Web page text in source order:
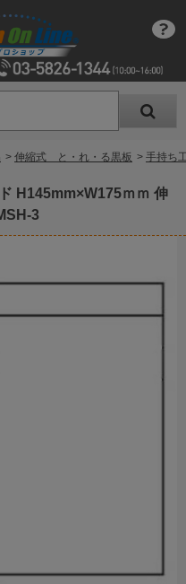
> 伸縮式 と・れ・る黒板 > 手持ち
H145mm×W175ｍｍ 伸
3